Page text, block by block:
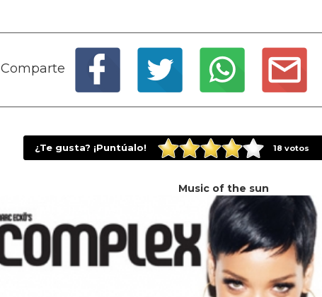
Comparte
¿Te gusta? ¡Puntúalo! 18 votos
Music of the sun